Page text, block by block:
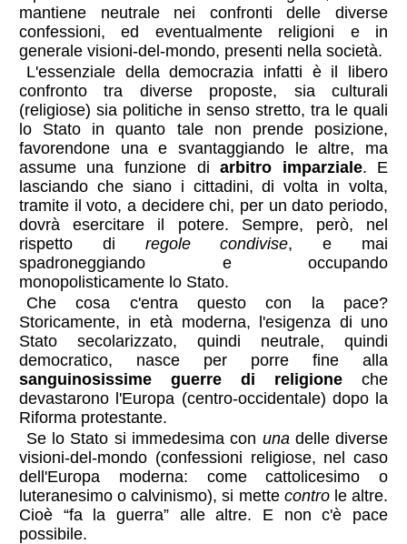
mantiene neutrale nei confronti delle diverse
confessioni, ed eventualmente religioni e in
generale visioni-del-mondo, presenti nella società.
L'essenziale della democrazia infatti è il libero
confronto tra diverse proposte, sia culturali
(religiose) sia politiche in senso stretto, tra le quali
lo Stato in quanto tale non prende posizione,
favorendone una e svantaggiando le altre, ma
assume una funzione diarbitro imparziale. E
lasciando che siano i cittadini, di volta in volta,
tramite il voto, a decidere chi, per un dato periodo,
dovrà esercitare il potere. Sempre, però, nel
rispetto di regole condivise, e mai
spadroneggiando e occupando
monopolisticamente lo Stato.
Che cosa c'entra questo con la pace?
Storicamente, in età moderna, l'esigenza di uno
Stato secolarizzato, quindi neutrale, quindi
democratico, nasce per porre fine alla
sanguinosissime guerre di religione che
devastarono l'Europa (centro-occidentale) dopo la
Riforma protestante.
Se lo Stato si immedesima con una delle diverse
visioni-del-mondo (confessioni religiose, nel caso
dell'Europa moderna: come cattolicesimo o
luteranesimo o calvinismo), si mette controle altre.
Cioè “fa la guerra” alle altre. E non c'è pace
possibile.